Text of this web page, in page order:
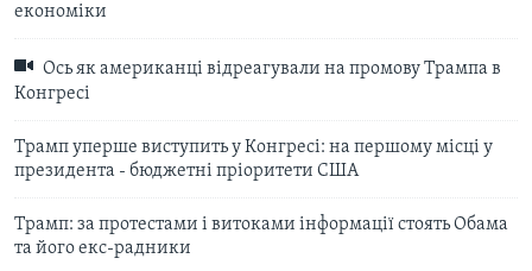
економіки
Ось як американці відреагували на промову Трампа в
Конгресі
Трамп уперше виступить у Конгресі: на першому місці у
президента - бюджетні пріоритети США
Трамп: за протестами і витоками інформації стоять Обама
та його екс-радники